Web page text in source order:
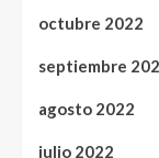
octubre 2022
septiembre
agosto 2022
julio 2022